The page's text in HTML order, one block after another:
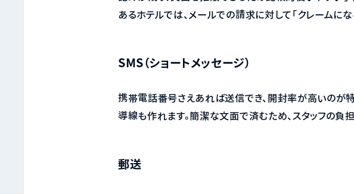
あるホテルでは、メールでの請求に対して「クレームに
SMS（ショートメッセージ）
携帯電話番号さえあれば送信でき、開封率が高いのが
導線も作れます。簡潔な文面で済むため、スタッフの負担
郵送